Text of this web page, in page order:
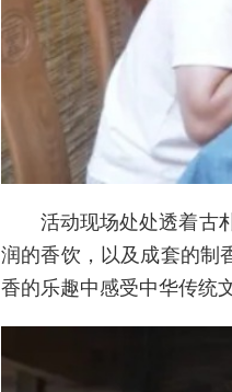
活动现场处处透着古
润的香饮，以及成套的制
香的乐趣中感受中华传统